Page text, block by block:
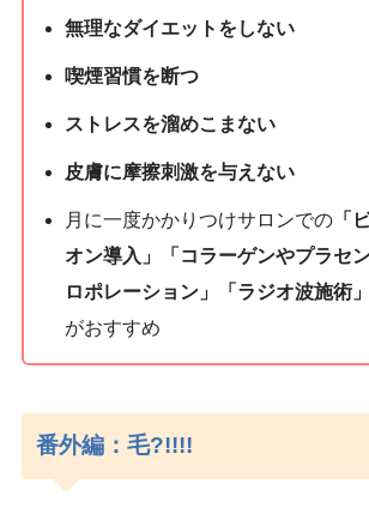
無理なダイエットをしない
喫煙習慣を断つ
ストレスを溜めこまない
皮膚に摩擦刺激を与えない
月に一度かかりつけサロンでの 「
オン導入」「コラーゲンやプラセ
ロポレーション」「ラジオ波施術
がおすすめ
番外編：毛?!!!!